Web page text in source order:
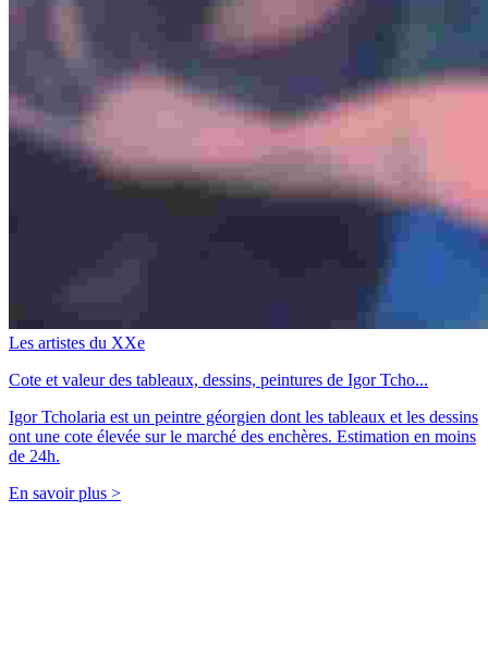
Les artistes du XXe
Cote et valeur des tableaux, dessins, peintures de Igor Tcho...
Igor Tcholaria est un peintre géorgien dont les tableaux et les dessins
ont une cote élevée sur le marché des enchères. Estimation en moins
de 24h.
En savoir plus >